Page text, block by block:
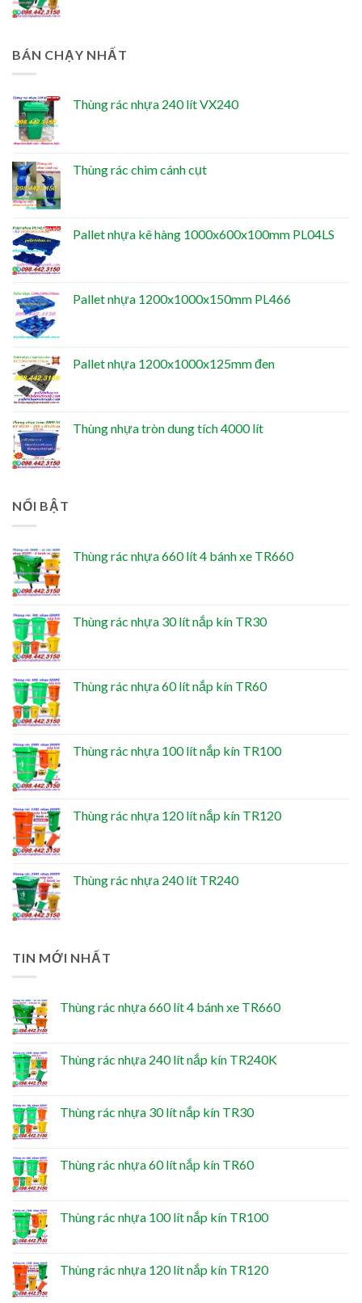
BÁN CHẠY NHẤT
Thùng rác nhựa 240 lít VX240
Thùng rác chim cánh cụt
Pallet nhựa kê hàng 1000x600x100mm PL04LS
Pallet nhựa 1200x1000x150mm PL466
Pallet nhựa 1200x1000x125mm đen
Thùng nhựa tròn dung tích 4000 lít
NỔI BẬT
Thùng rác nhựa 660 lít 4 bánh xe TR660
Thùng rác nhựa 30 lít nắp kín TR30
Thùng rác nhựa 60 lít nắp kín TR60
Thùng rác nhựa 100 lít nắp kín TR100
Thùng rác nhựa 120 lít nắp kín TR120
Thùng rác nhựa 240 lít TR240
TIN MỚI NHẤT
Thùng rác nhựa 660 lít 4 bánh xe TR660
Thùng rác nhựa 240 lít nắp kín TR240K
Thùng rác nhựa 30 lít nắp kín TR30
Thùng rác nhựa 60 lít nắp kín TR60
Thùng rác nhựa 100 lít nắp kín TR100
Thùng rác nhựa 120 lít nắp kín TR120